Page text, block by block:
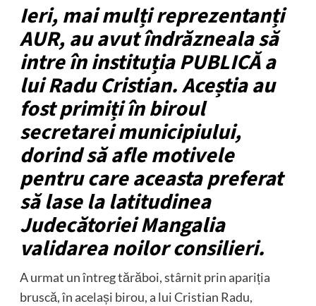
Ieri, mai mulți reprezentanți
AUR, au avut îndrăzneala să
intre în instituția PUBLICĂ a
lui Radu Cristian. Aceștia au
fost primiți în biroul
secretarei municipiului,
dorind să afle motivele
pentru care aceasta preferat
să lase la latitudinea
Judecătoriei Mangalia
validarea noilor consilieri.
A urmat un întreg tărăboi, stârnit prin apariția
bruscă, în același birou, a lui Cristian Radu,